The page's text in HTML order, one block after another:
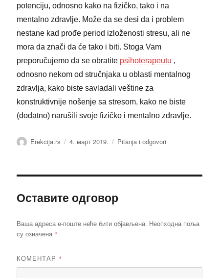
potenciju, odnosno kako na fizičko, tako i na
mentalno zdravlje. Može da se desi da i problem
nestane kad prođe period izloženosti stresu, ali ne
mora da znači da će tako i biti. Stoga Vam
preporučujemo da se obratite psihoterapeutu ,
odnosno nekom od stručnjaka u oblasti mentalnog
zdravlja, kako biste savladali veštine za
konstruktivnije nošenje sa stresom, kako ne biste
(dodatno) narušili svoje fizičko i mentalno zdravlje.
Аутор
Erekcija.rs Објављено
4. март 2019. Категорије
Pitanja i odgovori
Оставите одговор
Ваша адреса е-поште неће бити објављена. Неопходна поља
су означена *
КОМЕНТАР *